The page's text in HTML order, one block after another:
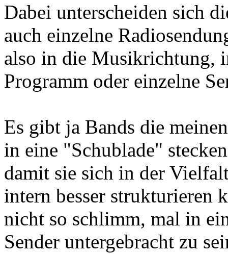
Dabei unterscheiden sich
auch einzelne
also in die Musikrichtung,
Programm oder einzelne
Es gibt ja Bands die
in eine "Schublade"
damit sie sich in der
intern besser strukturieren
nicht so schlimm, mal in
Sender untergebracht zu